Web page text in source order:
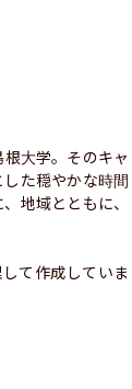
大学。そのキャ
た穏やかな時間
地域とともに、
て作成していま